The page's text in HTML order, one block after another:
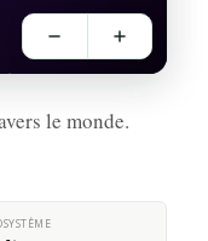
le monde.